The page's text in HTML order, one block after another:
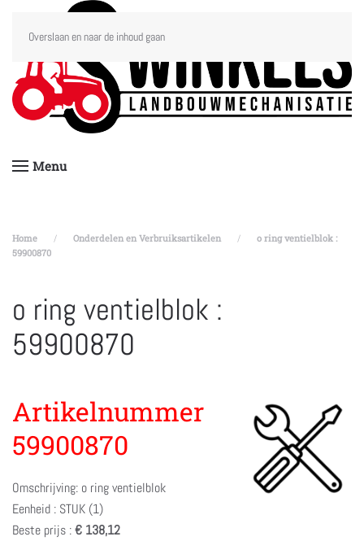
Overslaan en naar de inhoud gaan
Menu
Home Onderdelen en Verbruiksartikelen
o ring ventielblok :
59900870
o ring ventielblok :
59900870
Artikelnummer
59900870
Omschrijving: o ring ventielblok
Eenheid : STUK (1)
Beste prijs :€ 138,12